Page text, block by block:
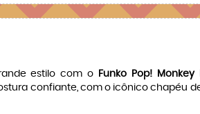
estilo com o Funko Pop! Monkey
confiante, com o icônico chapéu